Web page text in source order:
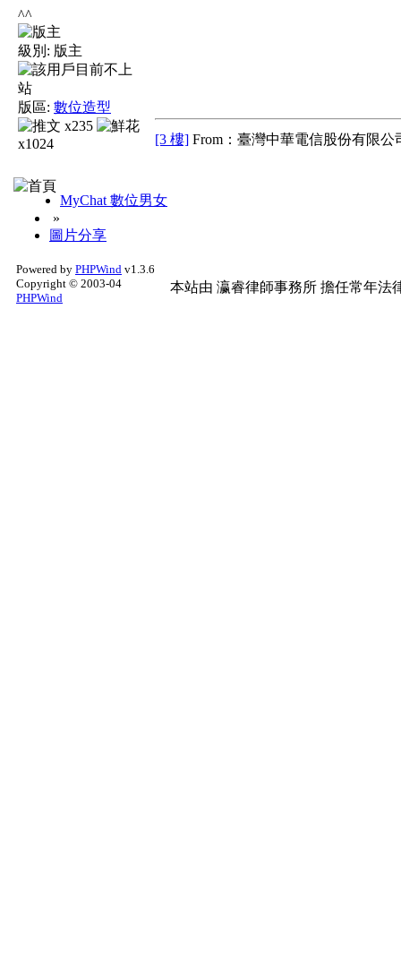
^^
級別: 版主
版區: 數位造型
x235
x1024
[3 樓] From：臺灣中華電信股份有限公
MyChat 數位男女
»
圖片分享
Powered by PHPWind v1.3.6
Copyright © 2003-04
PHPWind
本站由 瀛睿律師事務所 擔任常年法